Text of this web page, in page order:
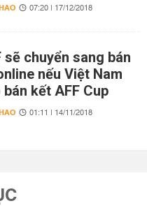
07:20 | 17/12/2018
sẽ chuyển sang bán
nếu Việt Nam
kết AFF Cup
01:11 | 14/11/2018